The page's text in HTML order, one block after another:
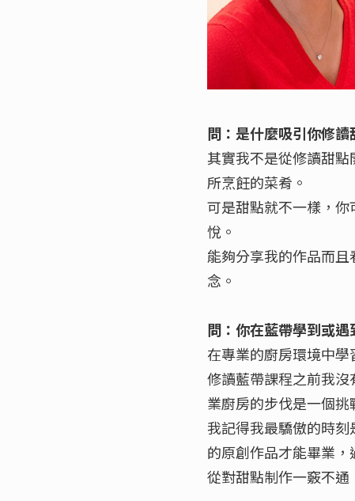
問：是什麼吸引你修讀
其實我不是從修讀甜
所烹飪的菜肴。
可是甜點就不一樣，
悅。
能夠分享我的作品而
念。
問：你在藍帶學到或
在專業的廚房環境中
修讀藍帶課程之前我
業廚房的步伐是一個挑
我記得我最驕傲的時
的原創作品才能畢業
從對甜點制作一竅不通